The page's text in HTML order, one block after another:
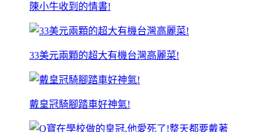
陳小牛收到的情書!
33美元兩顆的超大有機台灣高麗菜!
戴皇冠騎腳踏車好神氣!